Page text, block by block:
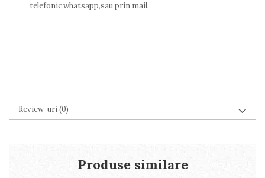
telefonic,whatsapp,sau prin mail.
Review-uri(0)
Produse similare